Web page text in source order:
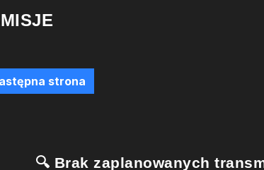
strona
🔍 Brak zaplanowanych